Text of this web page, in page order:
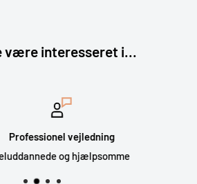
være interesseret i...
vejledning
og hjælpsomme